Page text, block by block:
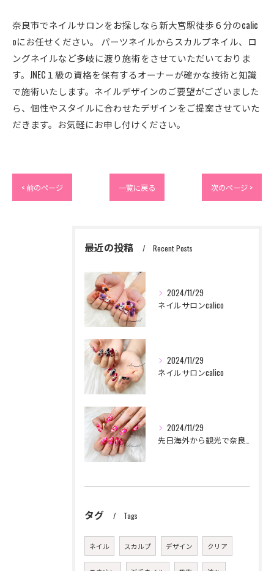
奈良市でネイルサロンをお探しなら新大宮駅徒歩６分のcalic
oにお任せください。 パーツネイルからスカルプネイル、ロ
ングネイルなど多岐に渡り施術をさせていただいておりま
す。JNEC１級の資格を保有するオーナーが確かな技術と知識
で施術いたします。ネイルデザインのご要望がございました
ら、個性やスタイルに合わせたデザインをご提案させていた
だきます。お気軽にお申し付けください。
< 前のページ 一覧に戻る 次のページ >
最近の投稿 Recent Posts
2024/11/29
ネイルサロンcalico
2024/11/29
ネイルサロンcalico
2024/11/29
先日海外から観光で奈良に来られて
タグ Tags
ネイル スカルプ デザイン クリア